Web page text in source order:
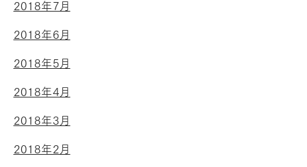
2018年7月
2018年6月
2018年5月
2018年4月
2018年3月
2018年2月